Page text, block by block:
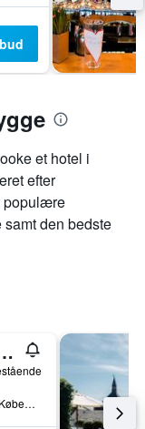
et hotel i
efter
populære
den bedste
Hotel
Kalvebod Brygge 5, København, Hovedstaden, Danmark